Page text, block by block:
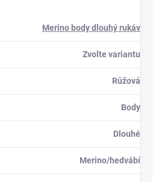
Merino body dlouhý rukáv
Zvolte variantu
Růžová
Body
Dlouhé
Merino/hedvábí